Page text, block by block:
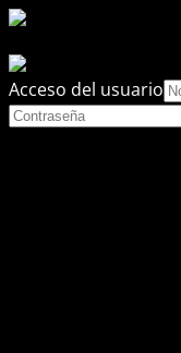
Acceso del usuario